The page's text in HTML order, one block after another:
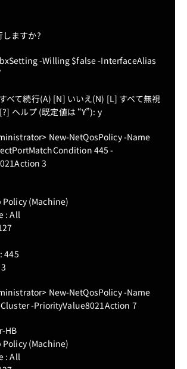
しますか?
-Willing $false -InterfaceAlias
べて続行(A) [N] いいえ(N) [L] すべて無視
ヘルプ (既定値は “Y”): y
New-NetQosPolicy -Name
445 -
3
Policy (Machine)
: All
445
New-NetQosPolicy -Name
-PriorityValue8021Action 7
HB
Policy (Machine)
: All